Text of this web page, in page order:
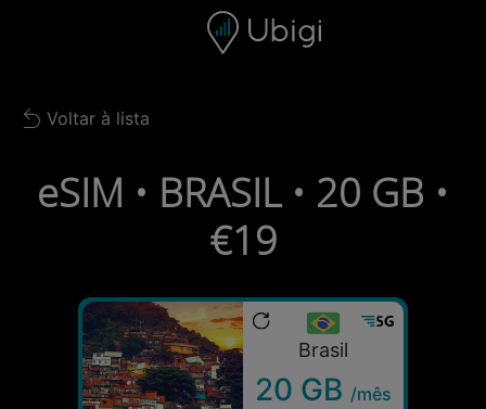
Barra de navegação
Back to list
Voltar à lista
eSIM • BRASIL • 20 GB •
€19
Brasil
20 GB /mês